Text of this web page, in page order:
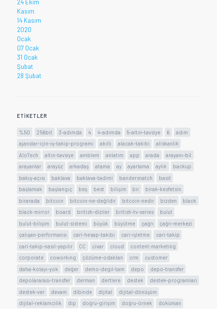
24 Ekim
Kasım
14 Kasım
2020
Ocak
07 Ocak
31 Ocak
Şubat
28 Şubat
ETIKETLER
%50 256bit 3-adımda 4 4-adımda 5-altın-tavsiye 6
adım
ajanslar-için-iş-takip-programı
akıllı alacak-takibi
aliskanlik
AloTech
altın-tavsiye amblem anlatım app arada
arayanı-bil
arayanlar
arayüz arkadaş atama ay ayarlama aylık
backup
bakış-açısı
baklava baklava-tadimi bandersnatch
basit
başlamak
başlangıç beş best bilişim bir
birak-kesfetsin
birarada
bitcoin bitcoin-ne-değildir bitcoin-nedir bizden
black
black-mirror
board british-diziler british-tv-series
bulut
bulut-bilişim
bulut-sistemi büyük büyütme çağrı
çağrı-merkezi
çalışan-performansı
cari-hesap-takibi cari-işletme
cari-takip
cari-takip-nasıl-yapılır
CC civar cloud
content-marketing
corporate
coworking çözüme-odaklan crm
customer
daha-kolayı-yok
değer demo-degil-tam depo
depo-transfer
depolararası-transfer
derman dertlere destek
destek-programları
destek-ver
devam dibinde dijital
dijital-dönüşüm
dijital-reklamcilik
dip doğru-girişim doğru-örnek
doküman